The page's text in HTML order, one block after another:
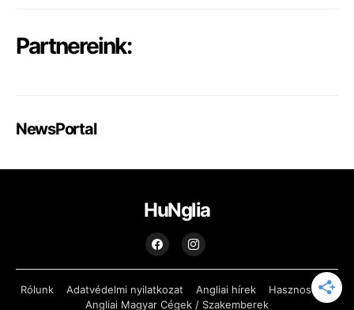
Partnereink:
NewsPortal
HuNglia
Rólunk Adatvédelmi nyilatkozat Angliai hírek
Hasznos Infó
Angliai Magyar Cégek / Szakemberek